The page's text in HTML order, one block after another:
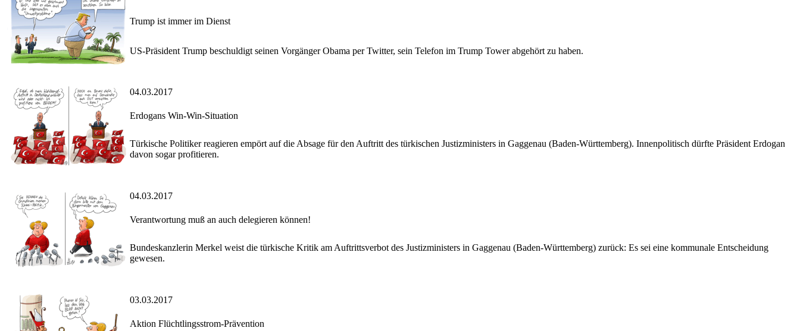
Trump ist immer im Dienst
US-Präsident Trump beschuldigt seinen Vorgänger Obama per Twitter, sein Telefon im Trump Tower abgehört zu haben.
04.03.2017
Erdogans Win-Win-Situation
Türkische Politiker reagieren empört auf die Absage für den Auftritt des türkischen Justizministers in Gaggenau (Baden-Württemberg). Innenpolitisch dürfte Präsident Erdogan
davon sogar profitieren.
04.03.2017
Verantwortung muß an auch delegieren können!
Bundeskanzlerin Merkel weist die türkische Kritik am Auftrittsverbot des Justizministers in Gaggenau (Baden-Württemberg) zurück: Es sei eine kommunale Entscheidung
gewesen.
03.03.2017
Aktion Flüchtlingsstrom-Prävention